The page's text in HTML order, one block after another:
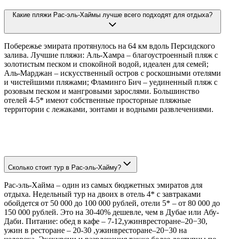
Какие пляжи Рас-эль-Хаймы лучше всего подходят для отдыха?
Побережье эмирата протянулось на 64 км вдоль Персидского
залива. Лучшие пляжи: Аль-Хамра – благоустроенный пляж с
золотистым песком и спокойной водой, идеален для семей;
Аль-Марджан – искусственный остров с роскошными отелями
и чистейшими пляжами; Фламинго Бич – уединенный пляж с
розовым песком и мангровыми зарослями. Большинство
отелей 4-5* имеют собственные просторные пляжные
территории с лежаками, зонтами и водными развлечениями.
Сколько стоит тур в Рас-эль-Хайму?
Рас-эль-Хайма – один из самых бюджетных эмиратов для
отдыха. Недельный тур на двоих в отель 4* с завтраками
обойдется от 50 000 до 100 000 рублей, отели 5* – от 80 000 до
150 000 рублей. Это на 30-40% дешевле, чем в Дубае или Абу-
Даби. Питание: обед в кафе – 7-12,ужинвресторане–20−30,
ужин в ресторане – 20-30 ,ужинвресторане–20−30 на